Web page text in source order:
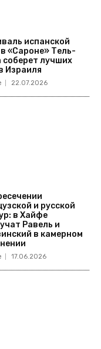
испанской
в «Сароне» Тель-
соберет лучших
Израиля
22.07.2026
и русской
в Хайфе
Равель и
в камерном
17.06.2026